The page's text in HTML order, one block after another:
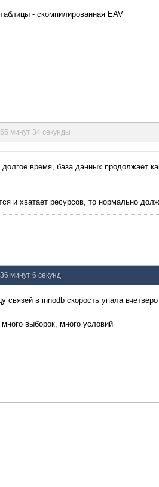
- скомпилированная EAV
55 минут 34 секунды
время, база данных продолжает
и хватает ресурсов, то нормально
36 минут 6 секунд
связей в innodb скорость упала
выборок, много условий